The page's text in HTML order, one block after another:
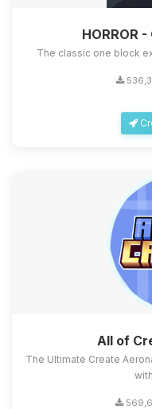
HORROR
The classic one block
All of
The Ultimate Create